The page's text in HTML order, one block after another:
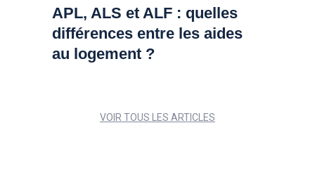
APL, ALS et ALF : quelles
différences entre les aides
au logement ?
VOIR TOUS LES ARTICLES